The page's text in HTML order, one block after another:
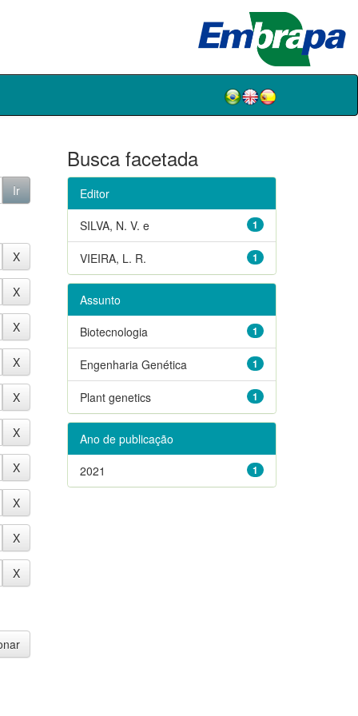
Busca facetada
Editor
1
SILVA, N. V. e
1
VIEIRA, L. R.
Assunto
1
Biotecnologia
1
Engenharia Genética
1
Plant genetics
Ano de publicação
1
2021